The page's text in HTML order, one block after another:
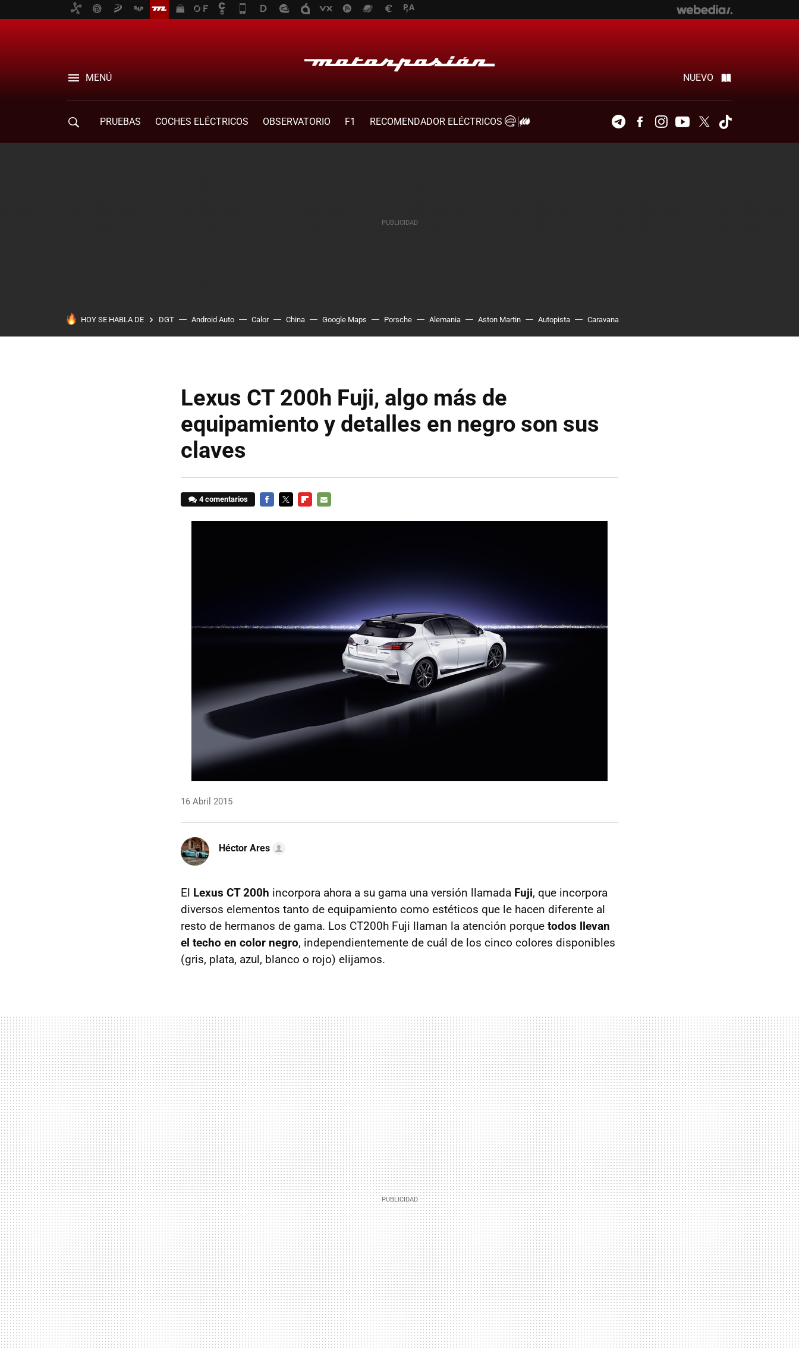
MENÚ NUEVO
PRUEBAS COCHES ELÉCTRICOS OBSERVATORIO F1
RECOMENDADOR ELÉCTRICOS
TelegramFacebookInstagramYoutubeTwitter
HOY SE HABLA DE DGT Android Auto Calor China Google Maps Porsche Alemania Aston Martin Autopista Caravana
Lexus CT 200h Fuji, algo más de
equipamiento y detalles en negro son sus
claves
4 comentarios
16 Abril 2015
Héctor Ares
El Lexus CT 200h incorpora ahora a su gama una versión llamada Fuji, que incorpora
diversos elementos tanto de equipamiento como estéticos que le hacen diferente al
resto de hermanos de gama. Los CT200h Fuji llaman la atención porque todos llevan
el techo en color negro, independientemente de cuál de los cinco colores disponibles
(gris, plata, azul, blanco o rojo) elijamos.